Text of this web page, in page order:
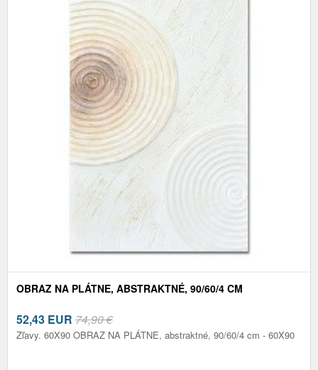
OBRAZ NA PLÁTNE, ABSTRAKTNÉ, 90/60/4 CM
52,43 EUR 74,90 €
Zľavy. 60X90 OBRAZ NA PLÁTNE, abstraktné, 90/60/4 cm - 60X90